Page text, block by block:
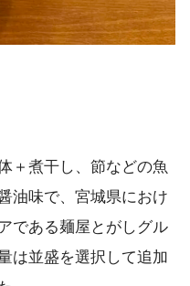
＋煮干し、節などの魚
油味で、宮城県におけ
である麺屋とがしグル
は並盛を選択して追加